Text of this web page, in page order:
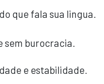
que fala sua lingua.
sem burocracia.
e estabilidade.